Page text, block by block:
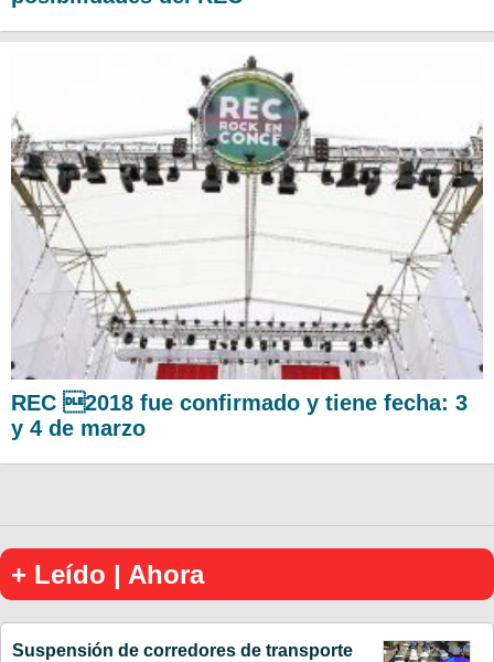
REC 2018 fue confirmado y tiene fecha: 3
y 4 de marzo
+ Leído | Ahora
Suspensión de corredores de transporte